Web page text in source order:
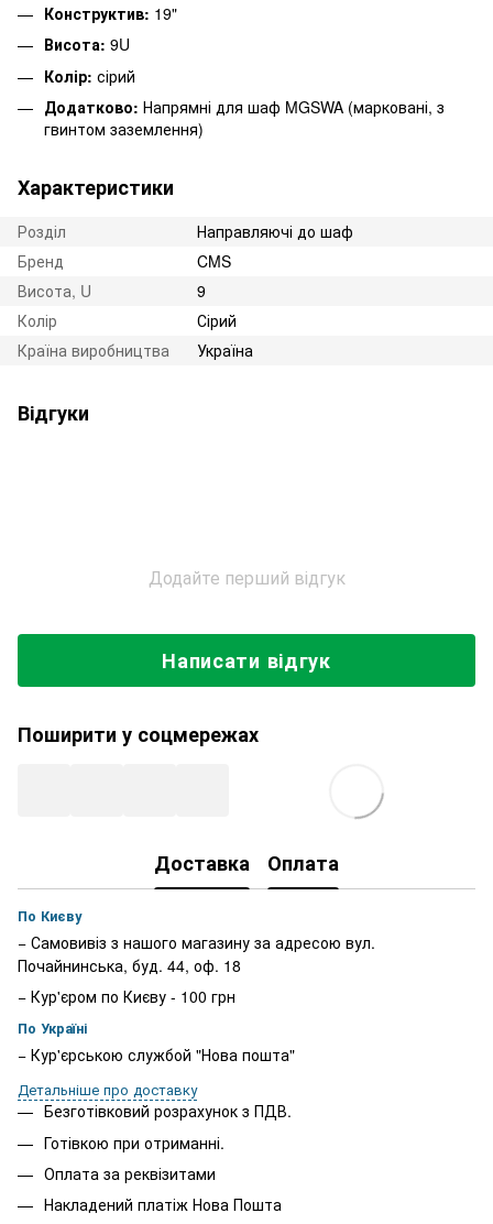
Конструктив: 19"
Висота: 9U
Колір: сірий
Додатково: Напрямні для шаф MGSWA (марковані, з
гвинтом заземлення)
Характеристики
Розділ
Направляючі до шаф
Бренд
CMS
Висота, U
9
Колір
Сірий
Країна виробництва
Україна
Відгуки
Додайте перший відгук
Написати відгук
Поширити у соцмережах
Доставка Оплата
По Києву
− Самовивіз з нашого магазину за адресою вул.
Почайнинська, буд. 44, оф. 18
− Кур'єром по Києву - 100 грн
По Україні
− Кур'єрською службой "Нова пошта"
Детальніше про доставку
Безготівковий розрахунок з ПДВ.
Готівкою при отриманні.
Оплата за реквізитами
Накладений платіж Нова Пошта